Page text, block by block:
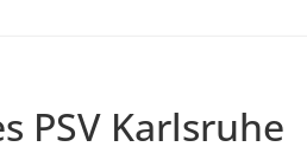
PSV Karlsruhe